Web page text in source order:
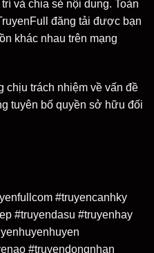
và chia sẻ nội dung. Toàn
đăng tải được bạn
khác nhau trên mạng
chịu trách nhiệm về vấn đề
tuyên bố quyền sở hữu đối
#truyencanhky
#truyendasu #truyenhay
#truyendongnhan